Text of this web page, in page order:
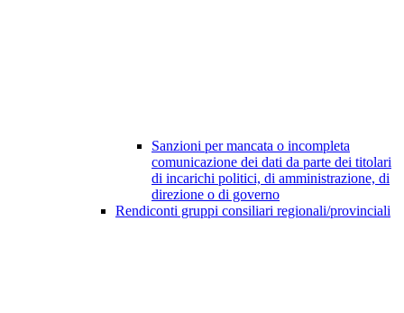
Sanzioni per mancata o incompleta
comunicazione dei dati da parte dei titolari
di incarichi politici, di amministrazione, di
direzione o di governo
Rendiconti gruppi consiliari regionali/provinciali